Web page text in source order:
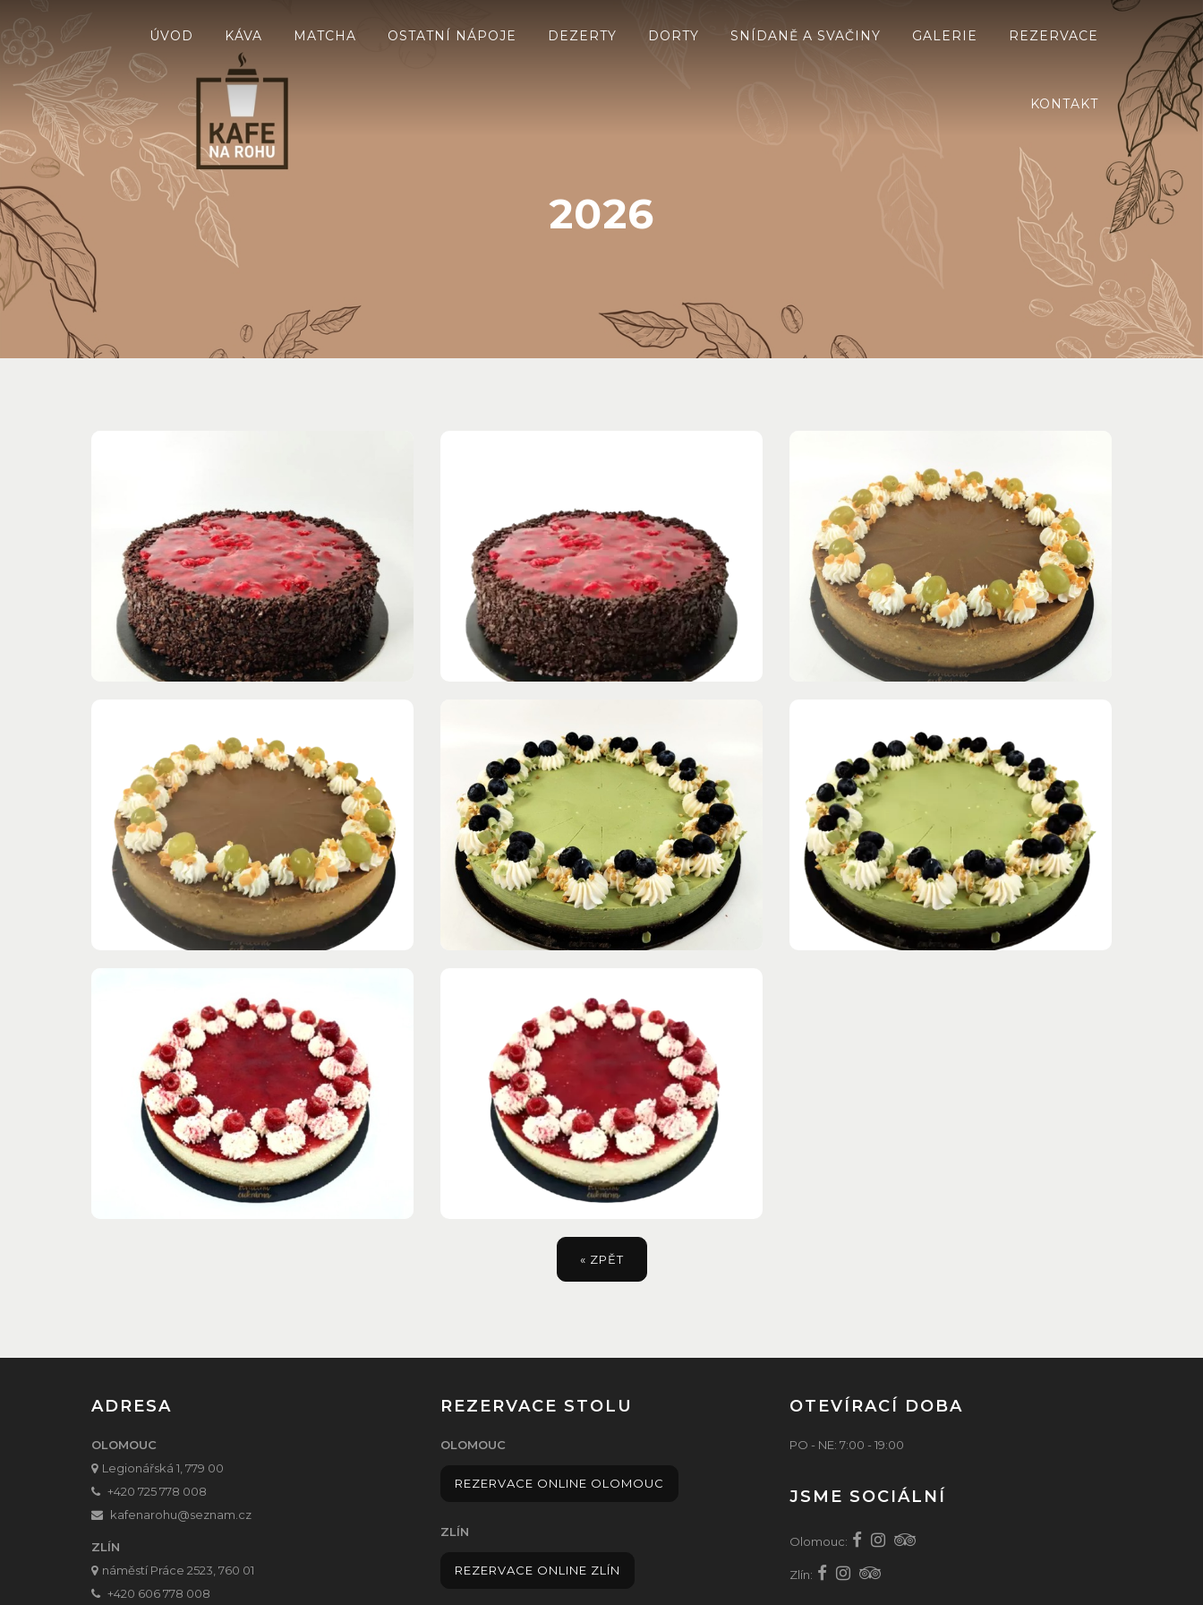
ÚVOD KÁVA MATCHA OSTATNÍ NÁPOJE DEZERTY DORTY SNÍDANĚ A SVAČINY GALERIE REZERVACE
KONTAKT
2026
« ZPĚT
ADRESA
OLOMOUC
Legionářská 1, 779 00
+420 725 778 008
kafenarohu@seznam.cz
ZLÍN
náměstí Práce 2523, 760 01
+420 606 778 008
REZERVACE STOLU
OLOMOUC
REZERVACE ONLINE OLOMOUC
ZLÍN
REZERVACE ONLINE ZLÍN
OTEVÍRACÍ DOBA
PO - NE: 7:00 - 19:00
JSME SOCIÁLNÍ
Olomouc:
Zlín: